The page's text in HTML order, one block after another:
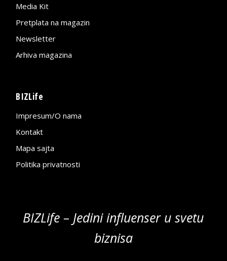
Media Kit
Pretplata na magazin
Newsletter
Arhiva magazina
BIZLife
Impresum/O nama
Kontakt
Mapa sajta
Politika privatnosti
BIZLife – Jedini influenser u svetu
biznisa